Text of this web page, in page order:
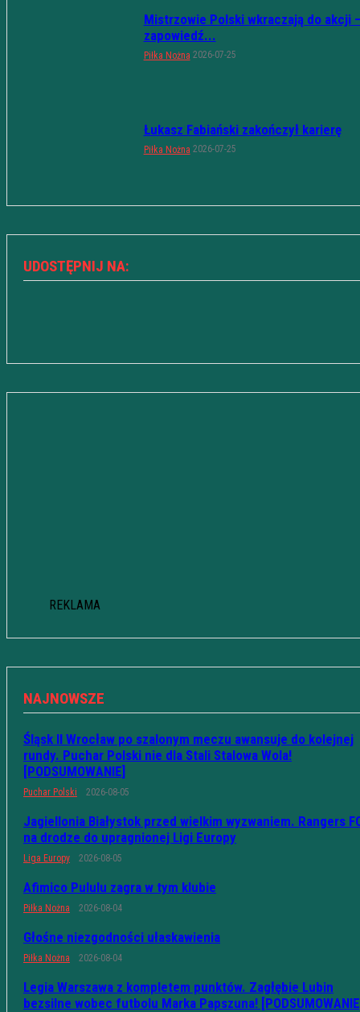
Mistrzowie Polski wkraczają do akcji
zapowiedź...
Piłka Nożna 2026-07-25
Łukasz Fabiański zakończył karierę
Piłka Nożna 2026-07-25
UDOSTĘPNIJ NA:
REKLAMA
NAJNOWSZE
Śląsk II Wrocław po szalonym meczu awansuje do kolejnej
rundy. Puchar Polski nie dla Stali Stalowa Wola!
[PODSUMOWANIE]
Puchar Polski 2026-08-05
Jagiellonia Białystok przed wielkim wyzwaniem. Rangers
na drodze do upragnionej Ligi Europy
Liga Europy 2026-08-05
Afimico Pululu zagra w tym klubie
Piłka Nożna 2026-08-04
Głośne niezgodności ułaskawienia
Piłka Nożna 2026-08-04
Legia Warszawa z kompletem punktów. Zagłębie Lubin
bezsilne wobec futbolu Marka Papszuna!